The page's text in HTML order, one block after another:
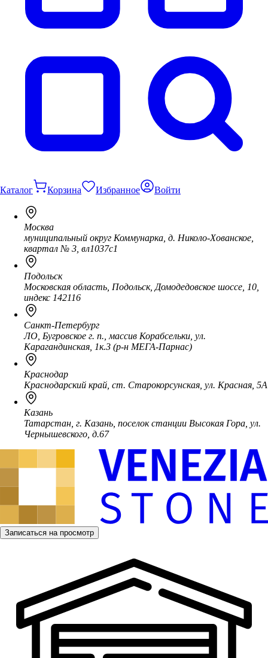
Каталог Корзина Избранное Войти
Москва
муниципальный округ Коммунарка, д. Николо-Хованское,
квартал № 3, вл1037с1
Подольск
Московская область, Подольск, Домодедовское шоссе, 10,
индекс 142116
Санкт-Петербург
ЛО, Бугровское г. п., массив Корабсельки, ул.
Карагандинская, 1к.3 (р-н МЕГА-Парнас)
Краснодар
Краснодарский край, ст. Старокорсунская, ул. Красная, 5А
Казань
Татарстан, г. Казань, поселок станции Высокая Гора, ул.
Чернышевского, д.67
Записаться на просмотр